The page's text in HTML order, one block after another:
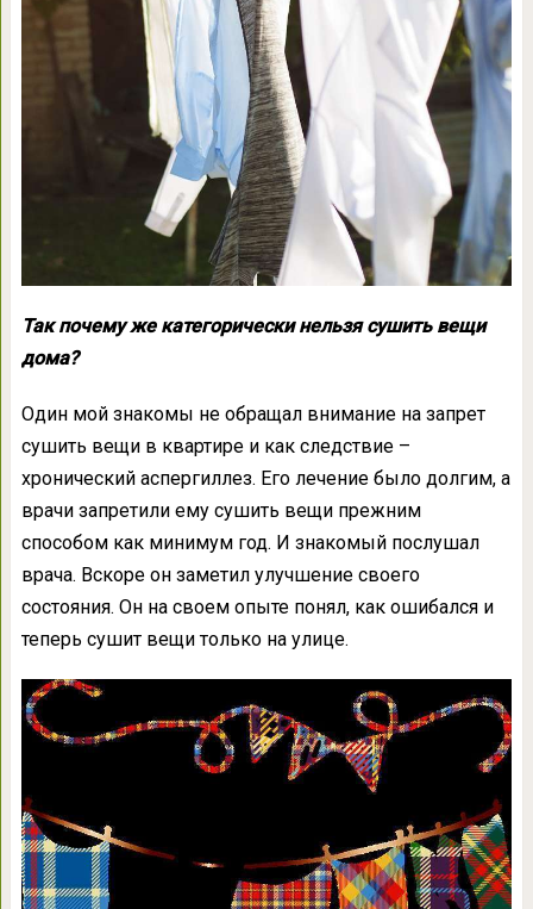
Так почему же категорически нельзя сушить вещи
дома?
Один мой знакомы не обращал внимание на запрет
сушить вещи в квартире и как следствие –
хронический аспергиллез. Его лечение было долгим, а
врачи запретили ему сушить вещи прежним
способом как минимум год. И знакомый послушал
врача. Вскоре он заметил улучшение своего
состояния. Он на своем опыте понял, как ошибался и
теперь сушит вещи только на улице.